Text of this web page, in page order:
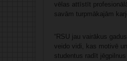
vēlas attīstīt
savām turpmākajām
“RSU jau vairākus
veido vidi, kas motivē
studentus radīt